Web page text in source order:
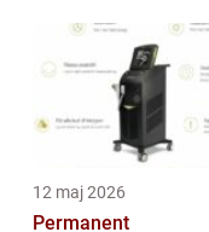
12 maj 2026
Permanent